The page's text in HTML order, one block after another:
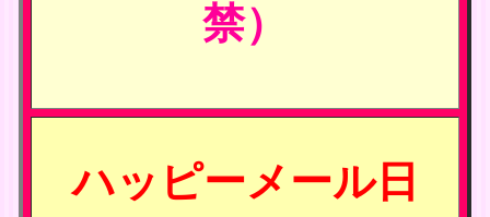
禁）
ハッピーメール日